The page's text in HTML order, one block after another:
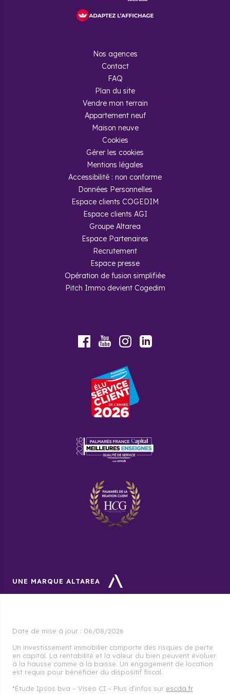
Nos agences
Contact
FAQ
Plan du site
Vendre mon terrain
Appartement neuf
Maison neuve
Cookies
Gérer les cookies
Mentions légales
Accessibilité : non conforme
Données Personnelles
Espace clients COGEDIM
Espace clients AGI
Groupe Altarea
Espace Partenaires
Recrutement
Espace presse
Opération de fusion simplifiée
Pitch Immo devient Cogedim
FacebookYoutubeInstagram
UNE MARQUE ALTAREA
Date de mise à jour : 06/08/2026
Un investissement immobilier comporte des risques de perte
en capital. La rentabilité et la valeur du bien peuvent évoluer
à la hausse comme à la baisse. Un engagement de location
est requis pour bénéficier du dispositif fiscal.
*Étude Ipsos bva – Viséo CI – Plus d’infos sur escda.fr